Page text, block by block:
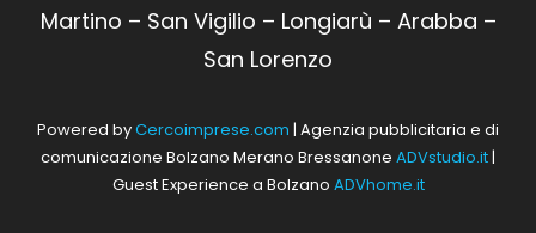
Martino – San Vigilio – Longiarù – Arabba –
San Lorenzo
Powered byCercoimprese.com | Agenzia pubblicitaria e di
comunicazione Bolzano Merano Bressanone ADVstudio.it |
Guest Experience a Bolzano ADVhome.it